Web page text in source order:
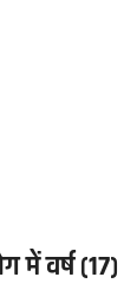
में वर्ष (17)